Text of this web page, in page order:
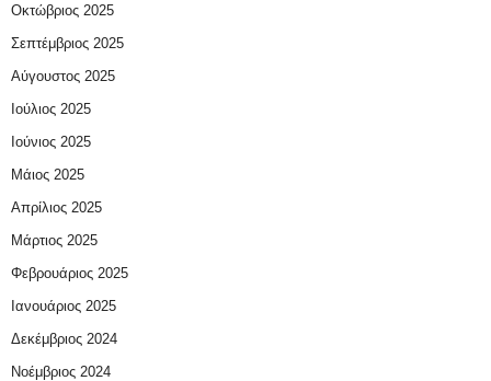
Οκτώβριος 2025
Σεπτέμβριος 2025
Αύγουστος 2025
Ιούλιος 2025
Ιούνιος 2025
Μάιος 2025
Απρίλιος 2025
Μάρτιος 2025
Φεβρουάριος 2025
Ιανουάριος 2025
Δεκέμβριος 2024
Νοέμβριος 2024